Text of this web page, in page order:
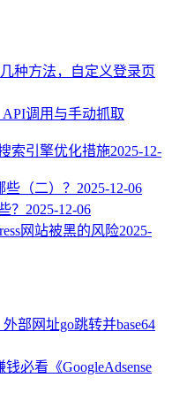
种方法，自定义登录页
调用与手动抓取
索引擎优化措施2025-12-
些（二）？ 2025-12-06
？ 2025-12-06
网站被黑的风险2025-
部网址go跳转并base64
必看《GoogleAdsense